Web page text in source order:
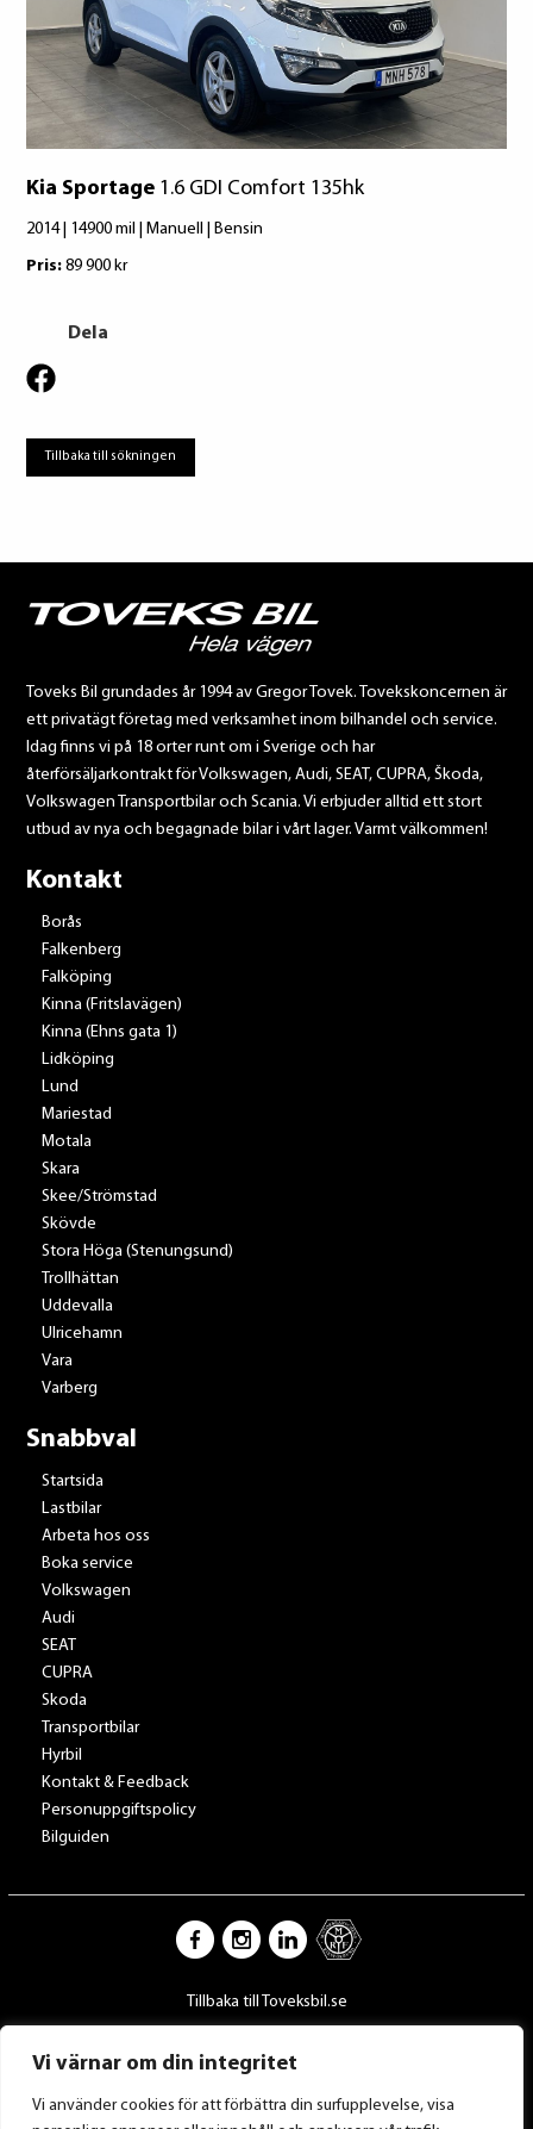
Vi värnar om din integritet
Vi använder cookies för att förbättra din surfupplevelse, visa
Att låna kostar pengar!
Om du inte kan betala tillbaka skulden i
tid riskerar du en betalningsanmärkning,
Det kan leda till svårigheter att få hyra
bostad, teckna abonnemang och få nya
lån. För stöd, vänd dig till budget- och
Konsumentuppgifter finns på
Kia Sportage 1.6 GDI Comfort 135hk
2014 | 14900 mil | Manuell | Bensin
Pris: 89 900 kr
Dela
Tillbaka till sökningen
Toveks Bil grundades år 1994 av Gregor Tovek. Tovekskoncernen är
ett privatägt företag med verksamhet inom bilhandel och service.
Idag finns vi på 18 orter runt om i Sverige och har
återförsäljarkontrakt för Volkswagen, Audi, SEAT, CUPRA, Škoda,
Volkswagen Transportbilar och Scania. Vi erbjuder alltid ett stort
utbud av nya och begagnade bilar i vårt lager. Varmt välkommen!
Kontakt
Borås
Falkenberg
Falköping
Kinna (Fritslavägen)
Kinna (Ehns gata 1)
Lidköping
Lund
Mariestad
Motala
Skara
Skee/Strömstad
Skövde
Stora Höga (Stenungsund)
Trollhättan
Uddevalla
Ulricehamn
Vara
Varberg
Snabbval
Startsida
Lastbilar
Arbeta hos oss
Boka service
Volkswagen
Audi
SEAT
CUPRA
Skoda
Transportbilar
Hyrbil
Kontakt & Feedback
Personuppgiftspolicy
Bilguiden
Tillbaka till Toveksbil.se